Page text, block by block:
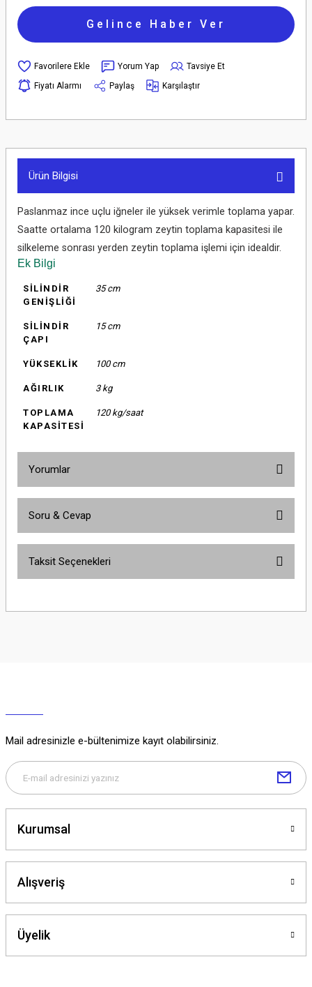
Gelince Haber Ver
Yorum Yap
Tavsiye Et
Fiyatı Alarmı
Paylaş Karşılaştır
Ürün Bilgisi
Paslanmaz ince uçlu iğneler ile yüksek verimle toplama yapar.
Saatte ortalama 120 kilogram zeytin toplama kapasitesi ile
silkeleme sonrası yerden zeytin toplama işlemi için idealdir.
Ek Bilgi
SİLİNDİR
GENİŞLİĞİ
35 cm
SİLİNDİR
ÇAPI
15 cm
YÜKSEKLİK 100 cm
AĞIRLIK 3 kg
TOPLAMA
KAPASİTESİ
120 kg/saat
Yorumlar
Soru & Cevap
Soru Sor
Taksit Seçenekleri
Mail adresinizle e-bültenimize kayıt olabilirsiniz.
Kurumsal
Alışveriş
Üyelik